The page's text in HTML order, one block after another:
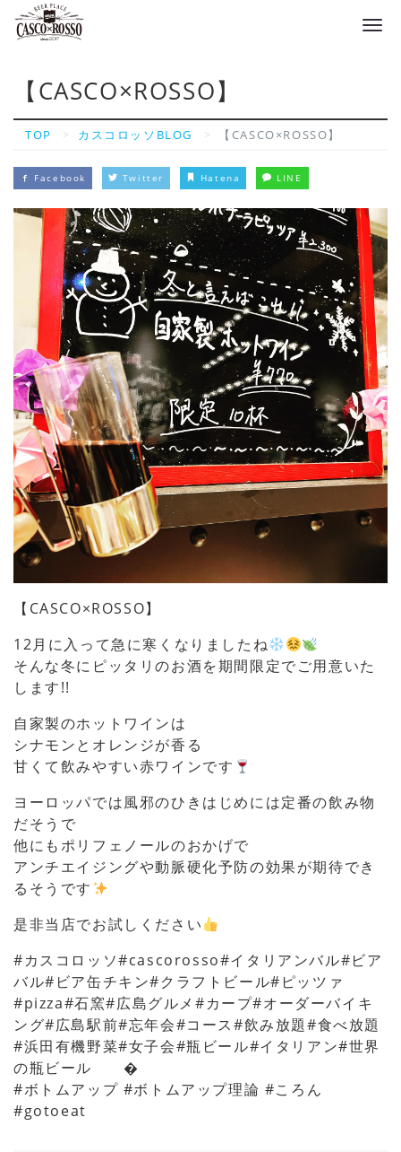
【CASCO×ROSSO】
TOP カスコロッソBLOG 【CASCO×ROSSO】
Facebook Twitter Hatena LINE
【CASCO×ROSSO】
12月に入って急に寒くなりましたね
そんな冬にピッタリのお酒を期間限定でご用意いた
します!!
自家製のホットワインは
シナモンとオレンジが香る
甘くて飲みやすい赤ワインです
ヨーロッパでは風邪のひきはじめには定番の飲み物
だそうで
他にもポリフェノールのおかげで
アンチエイジングや動脈硬化予防の効果が期待でき
るそうです
是非当店でお試しください
#カスコロッソ#cascorosso#イタリアンバル#ビア
バル#ビア缶チキン#クラフトビール#ピッツァ
#pizza#石窯#広島グルメ#カープ#オーダーバイキ
ング#広島駅前#忘年会#コース#飲み放題#食べ放題
#浜田有機野菜#女子会#瓶ビール#イタリアン#世界
の瓶ビール �
#ボトムアップ #ボトムアップ理論 #ころん
#gotoeat